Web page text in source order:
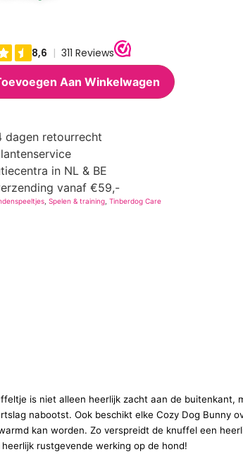
Aan Winkelwagen
dagen retourrecht
in NL & BE
vanaf €59,-
,Spelen & training,Tinberdog Care
is niet alleen heerlijk zacht aan de buitenkant,
nabootst. Ook beschikt elke Cozy Dog Bunny
kan worden. Zo verspreidt de knuffel een
rustgevende werking op de hond!